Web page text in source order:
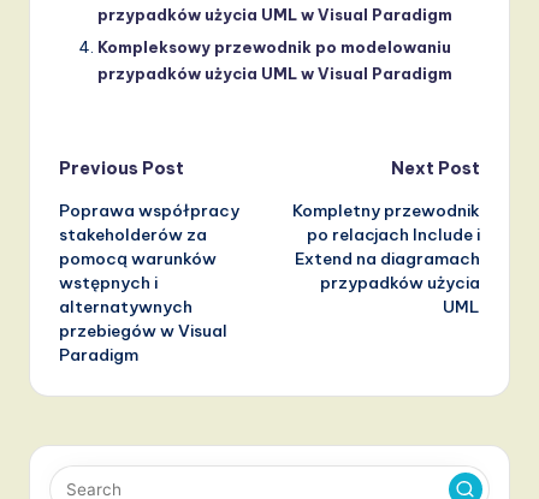
przypadków użycia UML w Visual Paradigm
Kompleksowy przewodnik po modelowaniu
przypadków użycia UML w Visual Paradigm
Post
navigation
Previous Post
Poprawa współpracy
stakeholderów za
pomocą warunków
wstępnych i
alternatywnych
przebiegów w Visual
Paradigm
Next Post
Kompletny przewodnik
po relacjach Include i
Extend na diagramach
przypadków użycia
UML